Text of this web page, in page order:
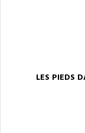
LES PIEDS